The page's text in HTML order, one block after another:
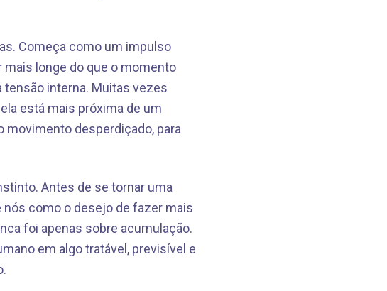
Começa como um impulso
longe do que o momento
interna. Muitas vezes
está mais próxima de um
movimento desperdiçado, para
Antes de se tornar uma
como o desejo de fazer mais
foi apenas sobre acumulação.
em algo tratável, previsível e